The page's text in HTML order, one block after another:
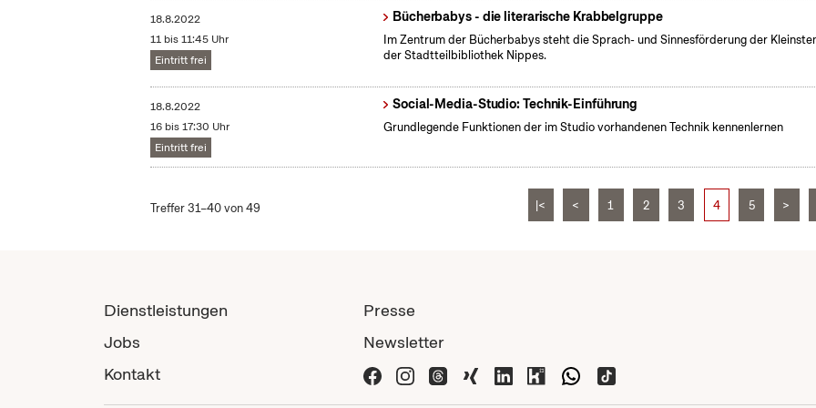
18.8.2022
11 bis 11:45 Uhr
Eintritt frei
Bücherbabys - die literarische Krabbelgruppe
Im Zentrum der Bücherbabys steht die Sprach- und Sinnesförderung der
der Stadtteilbibliothek Nippes.
18.8.2022
16 bis 17:30 Uhr
Eintritt frei
Social-Media-Studio: Technik-Einführung
Grundlegende Funktionen der im Studio vorhandenen Technik kennenlernen
Treffer 31–40 von 49 |< < 1 2 3 4 5 >
Dienstleistungen
Jobs
Kontakt
Presse
Newsletter